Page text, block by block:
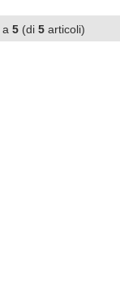
a 5 (di 5 articoli)